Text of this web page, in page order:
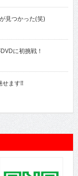
見つかった(笑)
に初挑戦！
せます!!